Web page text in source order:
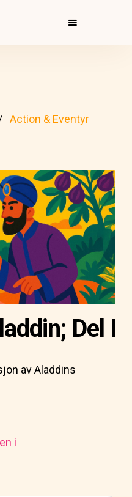
Action & Eventyr
Del I
av Aladdins
i